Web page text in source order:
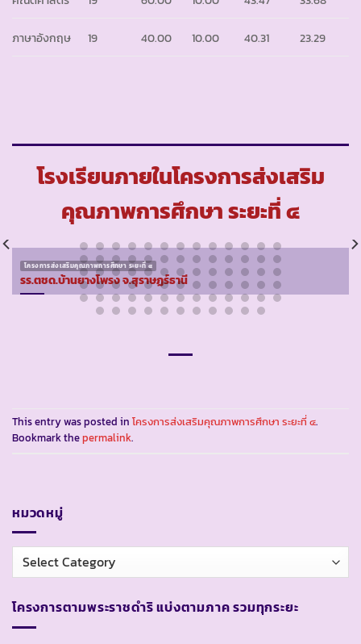
ภาษาอังกฤษ 19 40.00 10.00 40.31 23.29
โรงเรียนภายในโครงการส่งเสริม
คุณภาพการศึกษา ระยะที่ ๔
โครงการส่งเสริมคุณภาพการศึกษา ระยะที่ ๔
รร.ตชด.บ้านยางโพรง จ.สุราษฏร์ธานี
This entry was posted in โครงการส่งเสริมคุณภาพการศึกษา ระยะที่ ๔.
Bookmark thepermalink.
หมวดหมู่
หมวด
หมู่
โครงการตามพระราชดำริ แบ่งตามภาค รวมทุกระยะ